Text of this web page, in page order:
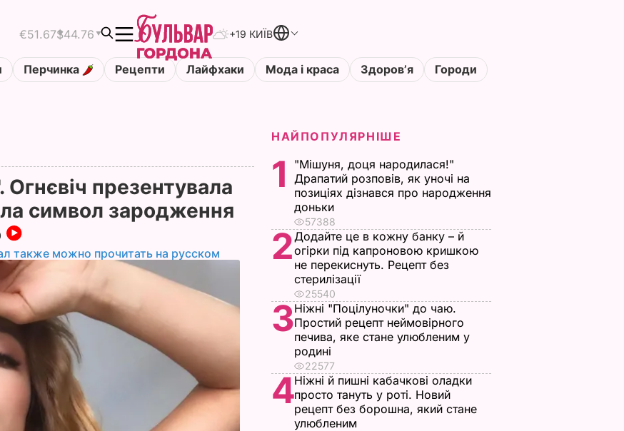
€51.67$44.76 +19 КИЇВ
Перчинка Рецепти Лайфхаки Мода і краса Здоровʼя Городи
Огнєвіч презентувала
символ зародження
также можно прочитать на русском
НАЙПОПУЛЯРНІШЕ
1
"Мішуня, доця народилася!"
Драпатий розповів, як уночі на
позиціях дізнався про народження
доньки
57388
2Додайте це в кожну банку – й
огірки під капроновою кришкою
не перекиснуть. Рецепт без
стерилізації
25540
3Ніжні "Поцілуночки" до чаю.
Простий рецепт неймовірного
печива, яке стане улюбленим у
родині
22577
4Ніжні й пишні кабачкові оладки
просто тануть у роті. Новий
рецепт без борошна, який стане
улюбленим